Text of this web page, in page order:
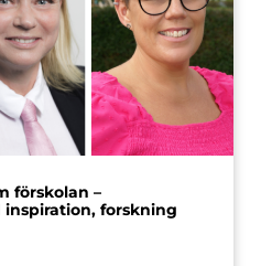
förskolan –
forskning